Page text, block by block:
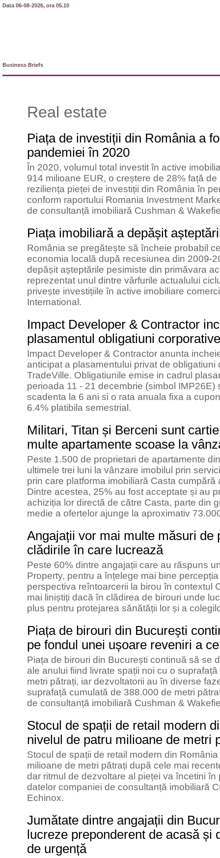
Data 06-08-2026, ora 05.10
Business Briefs
Real estate
Piața de investiții din România a
pandemiei în 2020
În 2020, volumul total investit în active
914 milioane EUR, o creștere de 28% față
reziliența pieței de investiții din România în
conform raportului Romania Investment
de consultanță imobiliară Cushman &
Piața imobiliară a depășit
România se pregătește să încheie probabil
economia locală după recesiunea din 2009-
depășit așteptările pesimiste din primăvara
reprezentat unul dintre vârfurile actualului
privește investițiile în active imobiliare
International.
Impact Developer & Contractor
plasamentul obligatiuni corporative
Impact Developer & Contractor anunta
anticipat a plasamentului privat de obligatiuni
TradeVille. Obligatiunile emise in cadrul
perioada 11 - 21 decembrie (simbol
scadenta la 6 ani si o rata anuala fixa a
6.4% platibila semestrial.
Militari, Titan și Berceni sunt
multe apartamente scoase la
Peste 1.500 de proprietari de apartamente
ultimele trei luni la vânzare imobilul prin
prin care platforma imobiliară Casta
Dintre acestea, 25% au fost acceptate și au
achiziția lor directă de către Casta, parte din
medie a ofertelor ajunge la aproximativ
Angajații vor mai multe măsuri de
clădirile în care lucrează
Peste 60% dintre angajații care au răspuns
Property, pentru a înțelege mai bine
perspectiva reîntoarcerii la birou în contextul
mai liniștiți dacă în clădirea de birouri unde
plus pentru protejarea sănătății lor și a
Piața de birouri din București
pe fondul unei ușoare reveniri a
Piața de birouri din București continuă să se
ale anului fiind livrate spații noi cu o
metri pătrați, iar dezvoltatorii au în diverse
suprafață cumulată de 388.000 de metri
de consultanță imobiliară Cushman &
Stocul de spații de retail modern
nivelul de patru milioane de metri
Stocul de spații de retail modern din
milioane de metri pătrați după cele mai
dar ritmul de dezvoltare al pieței va încetini
datelor companiei de consultanță imobiliară
Echinox.
Jumătate dintre angajații din
lucreze preponderent de acasă și
de urgență